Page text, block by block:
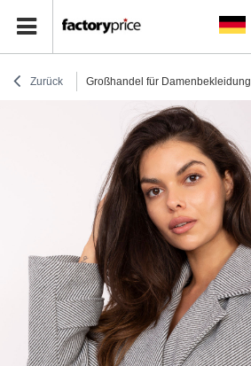
Zurück Großhandel für Damenbekleidung